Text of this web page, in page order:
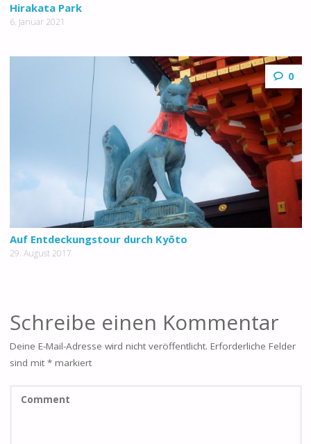
Hirakata Park
6. Januar 2021
0
Auf Entdeckungstour durch Kyōto
29. August 2017
Schreibe einen Kommentar
Deine E-Mail-Adresse wird nicht veröffentlicht. Erforderliche Felder
sind mit *markiert